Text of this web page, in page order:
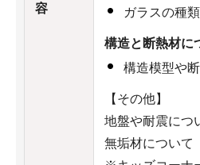
容
ガラスの種
構造と断熱材に
構造模型や
【その他】
地盤や耐震につ
無垢材について